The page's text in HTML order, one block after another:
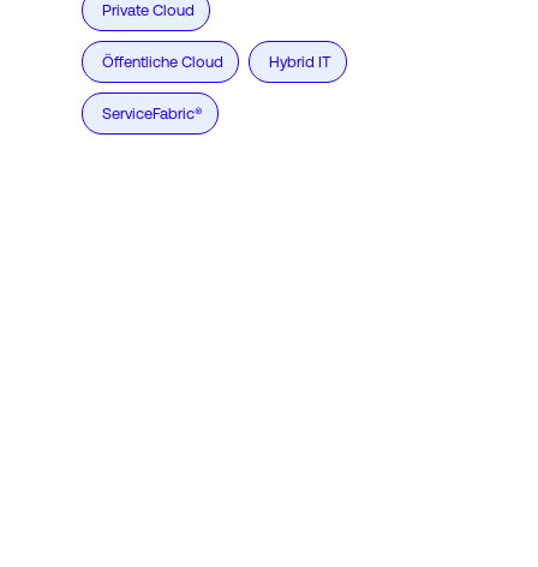
Private Cloud
Öffentliche Cloud Hybrid IT
ServiceFabric®